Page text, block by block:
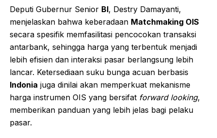
Deputi Gubernur Senior BI, Destry Damayanti,
menjelaskan bahwa keberadaan Matchmaking OIS
secara spesifik memfasilitasi pencocokan transaksi
antarbank, sehingga harga yang terbentuk menjadi
lebih efisien dan interaksi pasar berlangsung lebih
lancar. Ketersediaan suku bunga acuan berbasis
Indonia juga dinilai akan memperkuat mekanisme
harga instrumen OIS yang bersifat forward looking,
memberikan panduan yang lebih jelas bagi pelaku
pasar.